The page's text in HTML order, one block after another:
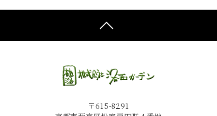
〒615-8291